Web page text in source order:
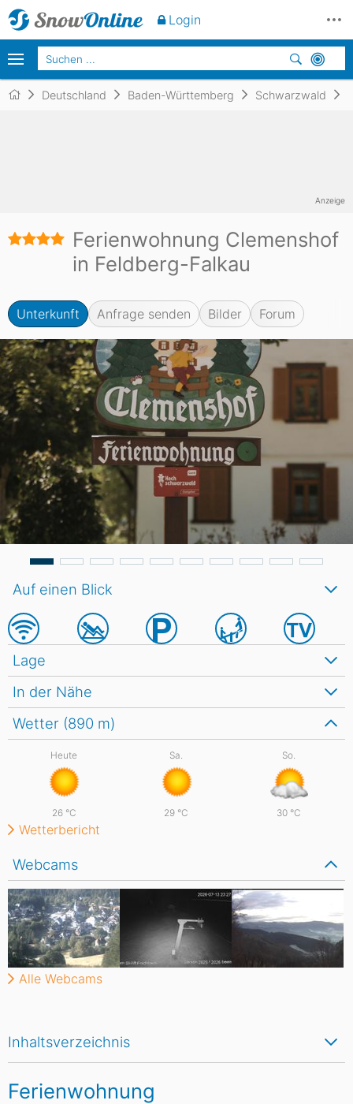
Deutschland Baden-Württemberg Schwarzwald
Ferienwohnung Clemenshof
in Feldberg-Falkau
Unterkunft Anfrage senden Bilder Forum
anfragen
Inhaltsverzeichnis
Ferienwohnung
Anzeige
Lage
Auf einen Blick
Wetter (890 m)
Heute
26 °C
Sa.
29 °C
So.
30 °C
Wetterbericht
Webcams
Alle Webcams
In der Nähe
Login